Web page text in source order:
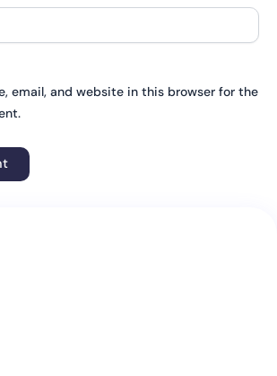
email, and website in this browser for the